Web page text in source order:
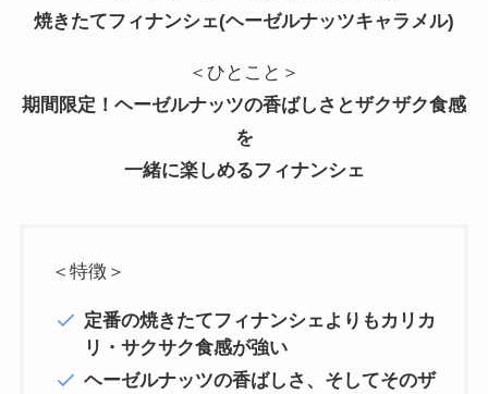
焼きたてフィナンシェ(ヘーゼルナッツキャラメル)
＜ひとこと＞
期間限定！ヘーゼルナッツの香ばしさとザクザク食感
を
一緒に楽しめるフィナンシェ
＜特徴＞
定番の焼きたてフィナンシェよりもカリカ
リ・サクサク食感が強い
ヘーゼルナッツの香ばしさ、そしてそのザ